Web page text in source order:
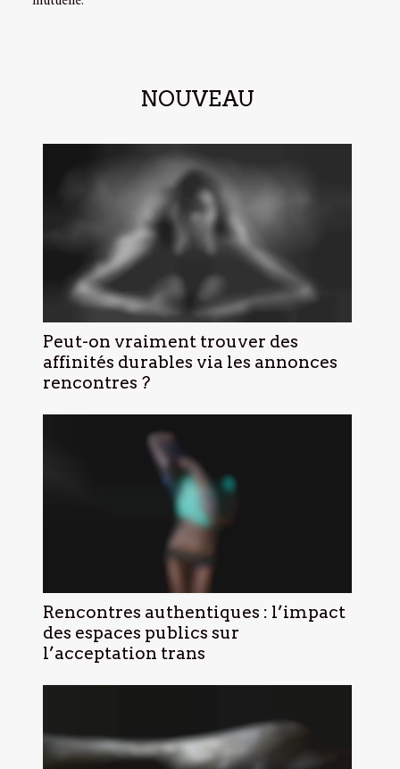
NOUVEAU
Peut-on vraiment trouver des
affinités durables via les annonces
rencontres ?
Rencontres authentiques : l’impact
des espaces publics sur
l’acceptation trans